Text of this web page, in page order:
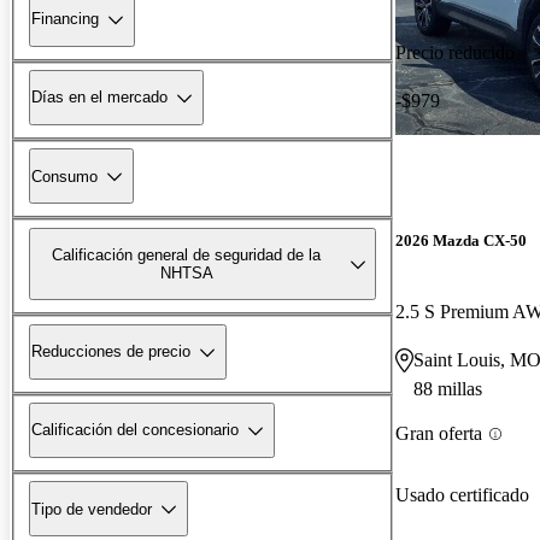
Financing
Días en el mercado
Consumo
Calificación general de seguridad de la
NHTSA
Reducciones de precio
Calificación del concesionario
Tipo de vendedor
Precio reducido
-$979
2026 Mazda CX-50
2.5 S Premium
Saint Louis, MO
88 millas
Gran oferta
Usado certificado